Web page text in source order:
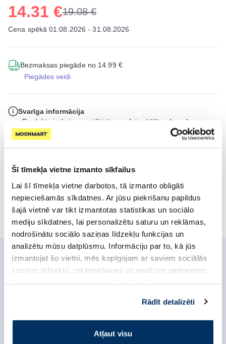
Šī tīmekļa vietne izmanto sīkfailus
Lai šī tīmekļa vietne darbotos, tā izmanto obligāti
nepieciešamās sīkdatnes. Ar jūsu piekrišanu papildus
šajā vietnē var tikt izmantotas statistikas un sociālo
mediju sīkdatnes, lai personalizētu saturu un reklāmas,
nodrošinātu sociālo saziņas līdzekļu funkcijas un
analizētu mūsu datplūsmu. Informāciju par to, kā jūs
izmantojat šo vietni, mēs kopīgojam ar saviem sociālās
saziņas līdzekļu, reklamēšanas un analīzes partneriem,
pakalpojumus. Ja piekrītat šo papildu sīkdatņu
izmantošanai, lūdzu, atzīmējiet savu izvēli:
Rādīt detalizēti
Atļaut visu
14.31 €19.08 €
Cena spēkā 01.08.2026 - 31.08.2026
Bezmaksas piegāde no 14.99 €
Piegādes veidi
Derīguma termiņš: 2028-04-30
Biosilk dabīgais šķidrais matu zīds.
Uzzināt vairāk
Svarīga informācija
Produkta izskats var atšķirties no fotoattēlā redzamā.
Uzmanību! Pirms produkta lietošanas, lūdzu, pārbaudiet
sastāvu uz iepakojuma. Precīzākais un aktuālākais
Produkta dati
pamatā ir dabīgais zīds. Šis līdzeklis ir diezgan
universāli piemērojams visu tipu matiem, tos